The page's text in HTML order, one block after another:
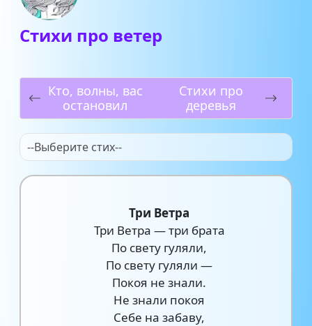
Стихи про ветер
Кто, волны, вас
остановил
Стихи про
деревья
--Выберите стих--
Три Ветра
Три Ветра — три брата
По свету гуляли,
По свету гуляли —
Покоя не знали.
Не знали покоя
Себе на забаву,